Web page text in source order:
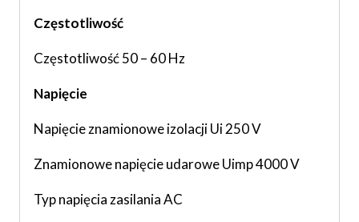
Częstotliwość
Częstotliwość 50 – 60 Hz
Napięcie
Napięcie znamionowe izolacji Ui 250 V
Znamionowe napięcie udarowe Uimp 4000 V
Typ napięcia zasilania AC